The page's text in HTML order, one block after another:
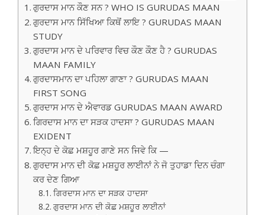
ਗੁਰਦਾਸ ਮਾਨ ਕੌਣ ਸਨ ? WHO IS GURUDAS MAAN
ਗੁਰਦਾਸ ਮਾਨ ਸਿੱਖਿਆ ਕਿਥੋਂ ਲਾਇ ? GURUDAS MAAN
STUDY
ਗੁਰਦਾਸ ਮਾਨ ਦੇ ਪਰਿਵਾਰ ਵਿਚ ਕੌਣ ਕੌਣ ਹੈ ? GURUDAS
MAAN FAMILY
ਗੁਰਦਾਸਮਾਨ ਦਾ ਪਹਿਲਾ ਗਾਣਾ ? GURUDAS MAAN
FIRST SONG
ਗੁਰਦਾਸ ਮਾਨ ਦੇ ਐਵਾਰਡ GURUDAS MAAN AWARD
ਗਿਰਦਾਸ ਮਾਨ ਦਾ ਸੜਕ ਹਾਦਸਾ ? GURUDAS MAAN
EXIDENT
ਇਨ੍ਹ ਦੇ ਕੋਛ ਮਸ਼ਹੂਰ ਗਾਣੇ ਸਨ ਜਿਵੇ ਕਿ —
ਗੁਰਦਾਸ ਮਾਨ ਦੀ ਕੋਛ ਮਸ਼ਹੂਰ ਲਾਈਨਾਂ ਨੇ ਜੋ ਤੁਹਾਡਾ ਦਿਨ ਚੰਗਾ
ਕਰ ਦੇਣ ਗਿਆ
ਗਿਰਦਾਸ ਮਾਨ ਦਾ ਸੜਕ ਹਾਦਸਾ
ਗੁਰਦਾਸ ਮਾਨ ਦੀ ਕੋਛ ਮਸ਼ਹੂਰ ਲਾਈਨਾਂ